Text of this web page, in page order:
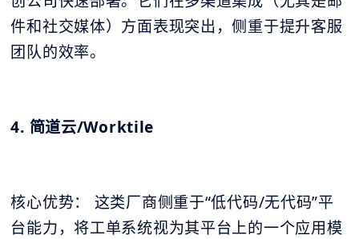
件和社交媒体）方面表现突出，侧重于提升客服
团队的效率。
4. 简道云/Worktile
核心优势： 这类厂商侧重于“低代码/无代码”平
台能力，将工单系统视为其平台上的一个应用模